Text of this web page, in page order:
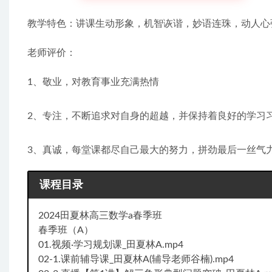
教学特色：讲课生动形象，机智诙谐，妙语连珠，动人心
老师评价：
1、敬业，对教育事业充满热情
2、专注，不断追求对自身的超越，并保持着良好的学习
3、真诚，每堂课都尽自己最大的努力，拼劲最后一丝气
课程目录
2024田夏林高三数学a春季班
春季班（A）
01.视频·学习规划课_田夏林A.mp4
02-1.课前辅导课_田夏林A(辅导老师谷楠).mp4